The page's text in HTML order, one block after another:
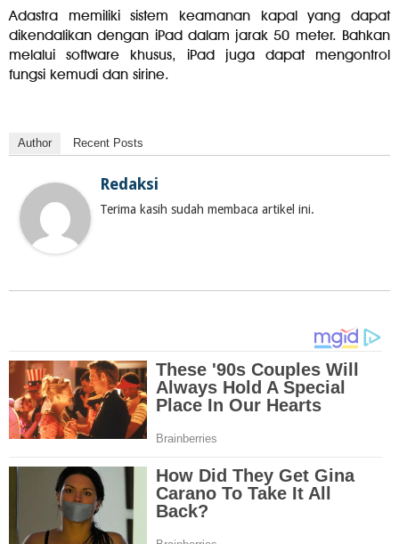
Adastra memiliki sistem keamanan kapal yang dapat
dikendalikan dengan iPad dalam jarak 50 meter. Bahkan
melalui software khusus, iPad juga dapat mengontrol
fungsi kemudi dan sirine.
Author Recent Posts
Redaksi
Terima kasih sudah membaca artikel ini.